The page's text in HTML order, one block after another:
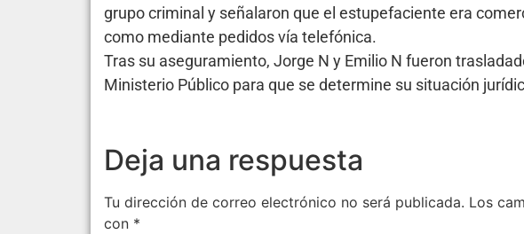
grupo criminal y señalaron que el estupefaciente era
como mediante pedidos vía telefónica.
Tras su aseguramiento, Jorge N y Emilio N fueron
Ministerio Público para que se determine su situación
Deja una respuesta
Tu dirección de correo electrónico no será publicada. Los
con *